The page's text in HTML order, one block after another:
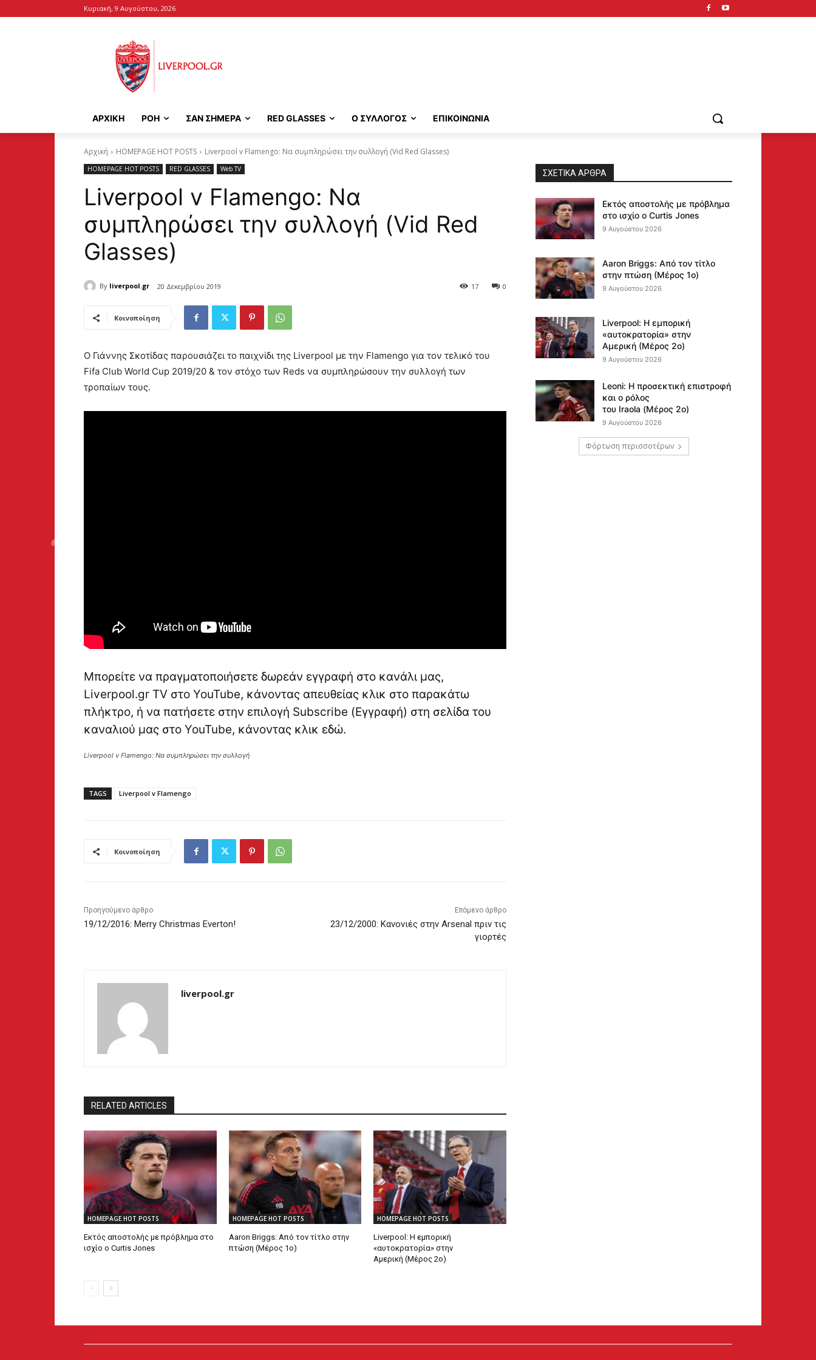
Κυριακή, 9 Αυγούστου, 2026
ΑΡΧΙΚΉ ΡΟΗ ΣΑΝ ΣΗΜΕΡΑ RED GLASSES Ο ΣΥΛΛΟΓΟΣ ΕΠΙΚΟΙΝΩΝΙΑ
Αρχική HOMEPAGE HOT POSTS Liverpool v Flamengo: Να συμπληρώσει την συλλογή (Vid Red Glasses)
HOMEPAGE HOT POSTS RED GLASSES Web TV
Liverpool v Flamengo: Να
συμπληρώσει την συλλογή (Vid Red
Glasses)
By liverpool.gr 20 Δεκεμβρίου 2019 0
17
Κοινοποίηση
Ο Γιάννης Σκοτίδας παρουσιάζει το παιχνίδι της Liverpool με την Flamengo για τον τελικό του
Fifa Club World Cup 2019/20 & τον στόχο των Reds να συμπληρώσουν την συλλογή των
τροπαίων τους.
Μπορείτε να πραγματοποιήσετε δωρεάν εγγραφή στο κανάλι μας,
Liverpool.gr TV στο YouTube, κάνοντας απευθείας κλικ στο παρακάτω
πλήκτρο, ή να πατήσετε στην επιλογή Subscribe (Εγγραφή) στη σελίδα του
καναλιού μας στο YouTube, κάνοντας κλικ εδώ.
Liverpool v Flamengo: Να συμπληρώσει την συλλογή
TAGS Liverpool v Flamengo
Κοινοποίηση
Προηγούμενο άρθρο
19/12/2016: Merry Christmas Everton!
Επόμενο άρθρο
23/12/2000: Κανονιές στην Arsenal πριν τις
γιορτές
liverpool.gr
RELATED ARTICLES
HOMEPAGE HOT POSTS
Εκτός αποστολής με πρόβλημα στο
ισχίο ο Curtis Jones
HOMEPAGE HOT POSTS
Aaron Briggs: Από τον τίτλο στην
πτώση (Μέρος 1ο)
HOMEPAGE HOT POSTS
Liverpool: Η εμπορική
«αυτοκρατορία» στην
Αμερική (Μέρος 2ο)
ΣΧΕΤΙΚΆ ΆΡΘΡΑ
Εκτός αποστολής με πρόβλημα
στο ισχίο ο Curtis Jones
9 Αυγούστου 2026
Aaron Briggs: Από τον τίτλο
στην πτώση (Μέρος 1ο)
9 Αυγούστου 2026
Liverpool: Η εμπορική
«αυτοκρατορία» στην
Αμερική (Μέρος 2ο)
9 Αυγούστου 2026
Leoni: Η προσεκτική επιστροφή
και ο ρόλος
του Iraola (Μέρος 2ο)
9 Αυγούστου 2026
Φόρτωση περισσοτέρων